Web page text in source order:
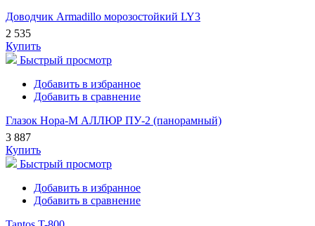
Доводчик Armadillo морозостойкий LY3
2 535
Купить
Быстрый просмотр
Добавить в избранное
Добавить в сравнение
Глазок Нора-М АЛЛЮР ПУ-2 (панорамный)
3 887
Купить
Быстрый просмотр
Добавить в избранное
Добавить в сравнение